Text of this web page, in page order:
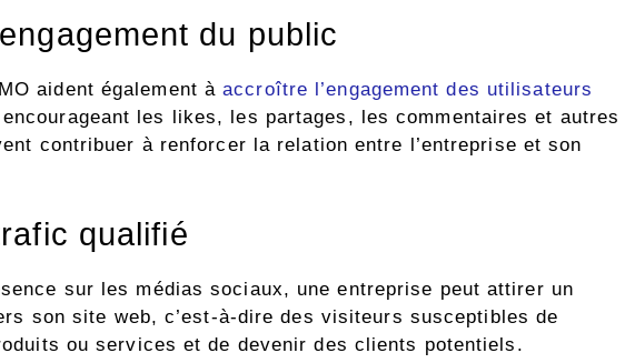
du public
aident également àaccroître l’engagement des utilisateurs
les likes, les partages, les commentaires et autres
contribuer à renforcer la relation entre l’entreprise et son
qualifié
sur les médias sociaux, une entreprise peut attirer un
son site web, c’est-à-dire des visiteurs susceptibles de
ou services et de devenir des clients potentiels.